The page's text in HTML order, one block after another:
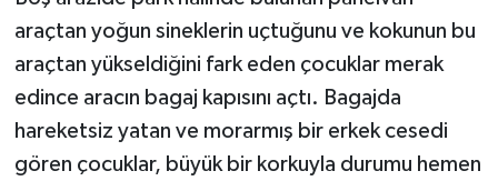
araçtan yoğun sineklerin uçtuğunu ve kokunun bu
araçtan yükseldiğini fark eden çocuklar merak
edince aracın bagaj kapısını açtı. Bagajda
hareketsiz yatan ve morarmış bir erkek cesedi
gören çocuklar, büyük bir korkuyla durumu hemen